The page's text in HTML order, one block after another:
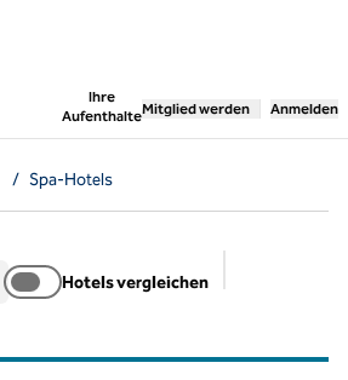
Ihre
Aufenthalte
,öffnet neue
Mitglied werden Anmelden
/ Spa-Hotels
Hotels vergleichen